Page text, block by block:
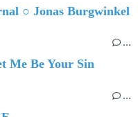
○ Jonas Burgwinkel
…
Me Be Your Sin
…